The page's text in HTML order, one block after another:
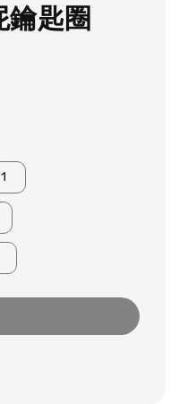
鑰匙圈